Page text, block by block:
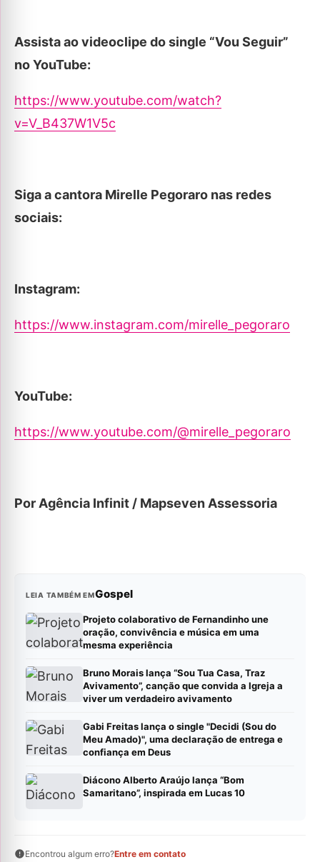
Assista ao videoclipe do single “Vou Seguir”
no YouTube:
https://www.youtube.com/watch?
v=V_B437W1V5c
Siga a cantora Mirelle Pegoraro nas redes
sociais:
Instagram:
https://www.instagram.com/mirelle_pegoraro
YouTube:
https://www.youtube.com/@mirelle_pegoraro
Por Agência Infinit / Mapseven Assessoria
LEIA TAMBÉM EMGospel
Projeto colaborativo de Fernandinho une
oração, convivência e música em uma
mesma experiência
Bruno Morais lança “Sou Tua Casa, Traz
Avivamento”, canção que convida a Igreja a
viver um verdadeiro avivamento
Gabi Freitas lança o single "Decidi (Sou do
Meu Amado)", uma declaração de entrega e
confiança em Deus
Diácono Alberto Araújo lança “Bom
Samaritano”, inspirada em Lucas 10
Encontrou algum erro?Entre em contato